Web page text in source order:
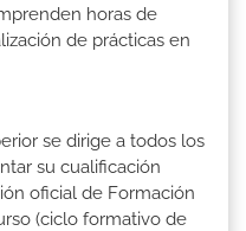
horas de
de prácticas en
se dirige a todos los
su cualificación
oficial de Formación
(ciclo formativo de